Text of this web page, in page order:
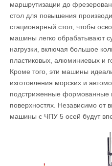
маршрутизации до
стол для повышения
стационарный стол, чтобы
машины легко обрабатывают
нагрузки, включая большое
пластиковых, алюминиевых и
Кроме того, эти машины
изготовления морских и
подстриженные формованные
поверхностях. Независимо от
машины с ЧПУ 5 осей будут